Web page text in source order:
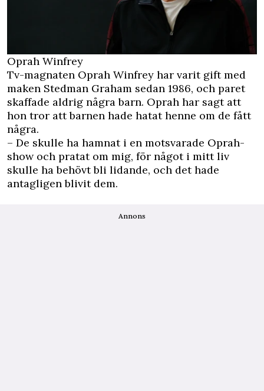
Oprah Winfrey
Tv-magnaten Oprah Winfrey har varit gift med
maken Stedman Graham sedan 1986, och paret
skaffade aldrig några barn. Oprah har sagt att
hon tror att barnen hade hatat henne om de fått
några.
– De skulle ha hamnat i en motsvarade Oprah-
show och pratat om mig, för något i mitt liv
skulle ha behövt bli lidande, och det hade
antagligen blivit dem.
Annons